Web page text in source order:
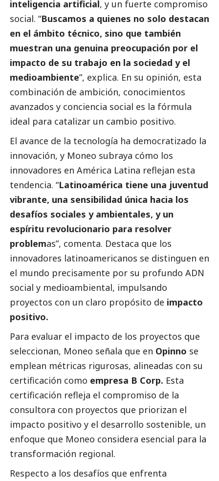
inteligencia artificial, y un fuerte compromiso
social. “Buscamos a quienes no solo destacan
en el ámbito técnico, sino que también
muestran una genuina preocupación por el
impacto de su trabajo en la sociedad y el
medioambiente”, explica. En su opinión, esta
combinación de ambición, conocimientos
avanzados y conciencia social es la fórmula
ideal para catalizar un cambio positivo.
El avance de la tecnología ha democratizado la
innovación, y Moneo subraya cómo los
innovadores en América Latina reflejan esta
tendencia. “Latinoamérica tiene una juventud
vibrante, una sensibilidad única hacia los
desafíos sociales y ambientales, y un
espíritu revolucionario para resolver
problemas”, comenta. Destaca que los
innovadores latinoamericanos se distinguen en
el mundo precisamente por su profundo ADN
social y medioambiental, impulsando
proyectos con un claro propósito de impacto
positivo.
Para evaluar el impacto de los proyectos que
seleccionan, Moneo señala que en Opinno se
emplean métricas rigurosas, alineadas con su
certificación como empresa B Corp. Esta
certificación refleja el compromiso de la
consultora con proyectos que priorizan el
impacto positivo y el desarrollo sostenible, un
enfoque que Moneo considera esencial para la
transformación regional.
Respecto a los desafíos que enfrenta